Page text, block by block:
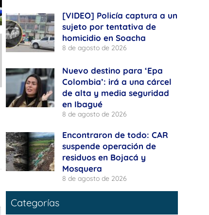
[VIDEO] Policía captura a un
sujeto por tentativa de
homicidio en Soacha
8 de agosto de 2026
Nuevo destino para ‘Epa
Colombia’: irá a una cárcel
de alta y media seguridad
en Ibagué
8 de agosto de 2026
Encontraron de todo: CAR
suspende operación de
residuos en Bojacá y
Mosquera
8 de agosto de 2026
Categorías